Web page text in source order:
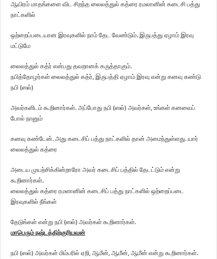
ஆயிரம் மாதங்களை விட சிறந்த லைலத்துல் கத்ரை ரமலானின் கடைசி பத்து
நாட்களில்
ஒற்றைப்படையான இரவுகளில் நாம் தேட வேண்டும். இருபத்து ஏழாம் இரவு
மட்டுமே
லைலத்துல் கத்ர் என்பது தவறானக் கருத்தாகும்.
நபித்தோழர்கள் லைலத்துல் கத்ர், இருபத்தி ஏழாம் இரவு என்று கனவு கண்டு
நபி (ஸல்)
அவர்களிடம் கூறினார்கள். அப்போது நபி (ஸல்) அவர்கள், உங்கள் கனவைப்
போல் நானும்
கனவு கண்டேன். அது கடைசிப் பத்து நாட்களில் தான் அமைந்துள்ளது. யார்
லைலத்துல் கத்ரை
அடைய முயற்சிக்கின்றாரோ அவர் கடைசிப் பத்தில் தேடட்டும் என்று
கூறினார்கள்.
லைலத்துல் கத்ரை ரமளானின் கடைசிப் பத்து நாட்களில் ஒற்றைப்படை
இரவுகளில் நீங்கள்
தேடுங்கள் என்று நபி (ஸல்) அவர்கள் கூறினார்கள்.
மாபெரும் நஷ்டத்திற்குரியவன்
நபி (ஸல்) அவர்கள் மிம்பரில் ஏறி, ஆமீன், ஆமீன், ஆமீன் என்று கூறினார்கள்.